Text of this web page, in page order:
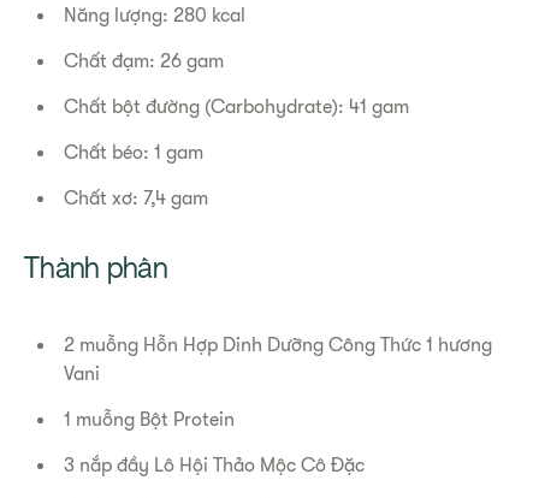
Năng lượng: 280 kcal
Chất đạm: 26 gam
Chất bột đường (Carbohydrate): 41 gam
Chất béo: 1 gam
Chất xơ: 7,4 gam
Thành phần
2 muỗng Hỗn Hợp Dinh Dưỡng Công Thức 1 hương
Vani
1 muỗng Bột Protein
3 nắp đầy Lô Hội Thảo Mộc Cô Đặc